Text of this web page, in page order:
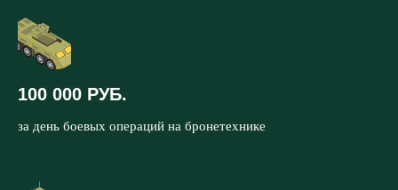
100 000 РУБ.
за день боевых операций на бронетехнике